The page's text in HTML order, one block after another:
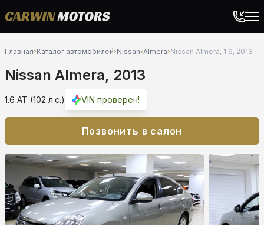
Главная›Каталог автомобилей›Nissan›Almera›Nissan Almera, 1.6, 2013
Nissan Almera, 2013
1.6 AT (102 л.с.) VIN проверен!
Позвонить в салон